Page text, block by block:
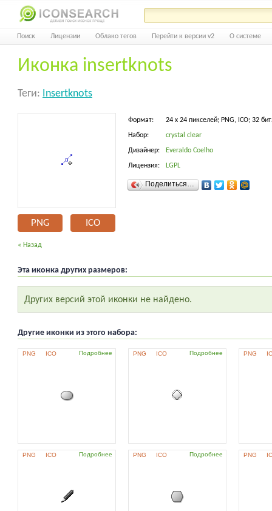
Поиск Лицензии Облако тегов Перейти к версии v2 О системе
Иконка insertknots
Теги: Insertknots
PNG ICO
Формат: 24 x 24 пикселей; PNG, ICO; 32
Набор: crystal clear
Дизайнер: Everaldo Coelho
Лицензия: LGPL
Поделиться…
« Назад
Эта иконка других размеров:
Других версий этой иконки не найдено.
Другие иконки из этого набора:
PNG ICO Подробнее PNG ICO Подробнее PNG
PNG ICO Подробнее PNG ICO Подробнее PNG